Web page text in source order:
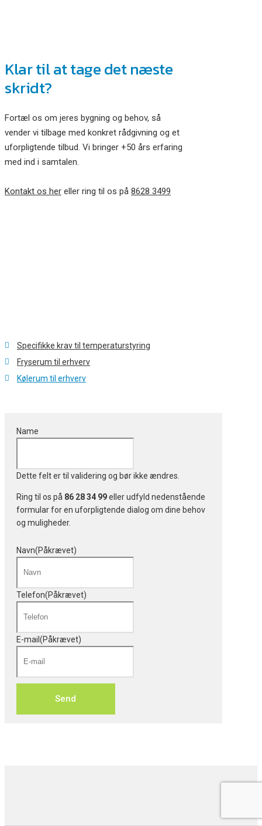
Klar til at tage det næste
skridt?
Fortæl os om jeres bygning og behov, så
vender vi tilbage med konkret rådgivning og et
uforpligtende tilbud. Vi bringer +50 års erfaring
med ind i samtalen.
Kontakt os her eller ring til os på 8628 3499
Specifikke krav til temperaturstyring
Fryserum til erhverv
Kølerum til erhverv
Name
Dette felt er til validering og bør ikke ændres.
Ring til os på 86 28 34 99eller udfyld nedenstående
formular for en uforpligtende dialog om dine behov
og muligheder.
Navn(Påkrævet)
Telefon(Påkrævet)
E-mail(Påkrævet)